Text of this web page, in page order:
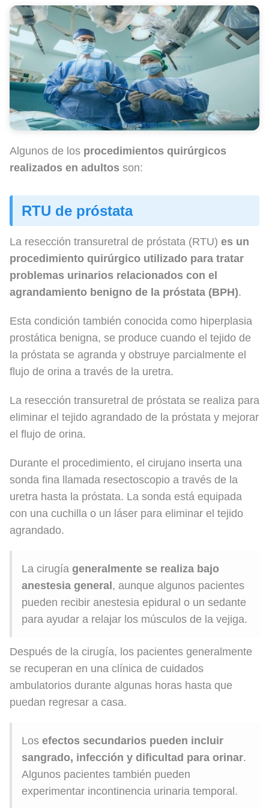
Algunos de los procedimientos quirúrgicos
realizados en adultos son:
RTU de próstata
La resección transuretral de próstata (RTU) es un
procedimiento quirúrgico utilizado para tratar
problemas urinarios relacionados con el
agrandamiento benigno de la próstata (BPH).
Esta condición también conocida como hiperplasia
prostática benigna, se produce cuando el tejido de
la próstata se agranda y obstruye parcialmente el
flujo de orina a través de la uretra.
La resección transuretral de próstata se realiza para
eliminar el tejido agrandado de la próstata y mejorar
el flujo de orina.
Durante el procedimiento, el cirujano inserta una
sonda fina llamada resectoscopio a través de la
uretra hasta la próstata. La sonda está equipada
con una cuchilla o un láser para eliminar el tejido
agrandado.
La cirugía generalmente se realiza bajo
anestesia general , aunque algunos pacientes
pueden recibir anestesia epidural o un sedante
para ayudar a relajar los músculos de la vejiga.
Después de la cirugía, los pacientes generalmente
se recuperan en una clínica de cuidados
ambulatorios durante algunas horas hasta que
puedan regresar a casa.
Los efectos secundarios pueden incluir
sangrado, infección y dificultad para orinar.
Algunos pacientes también pueden
experimentar incontinencia urinaria temporal.